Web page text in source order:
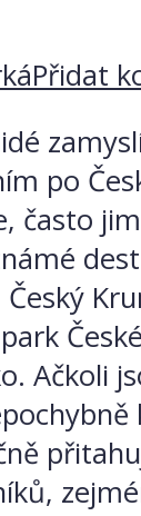
Přidat
po
často
Český
České
Ačkoli